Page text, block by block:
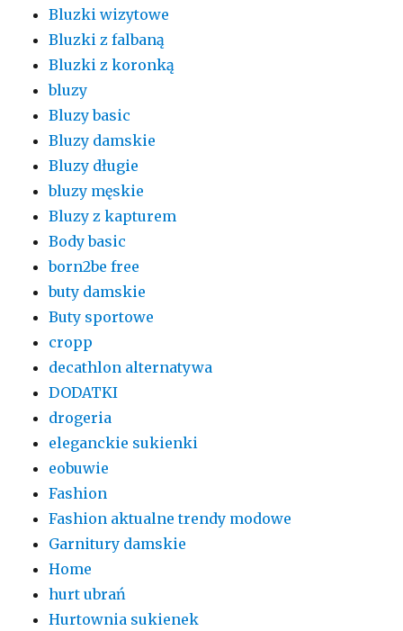
Bluzki wizytowe
Bluzki z falbaną
Bluzki z koronką
bluzy
Bluzy basic
Bluzy damskie
Bluzy długie
bluzy męskie
Bluzy z kapturem
Body basic
born2be free
buty damskie
Buty sportowe
cropp
decathlon alternatywa
DODATKI
drogeria
eleganckie sukienki
eobuwie
Fashion
Fashion aktualne trendy modowe
Garnitury damskie
Home
hurt ubrań
Hurtownia sukienek